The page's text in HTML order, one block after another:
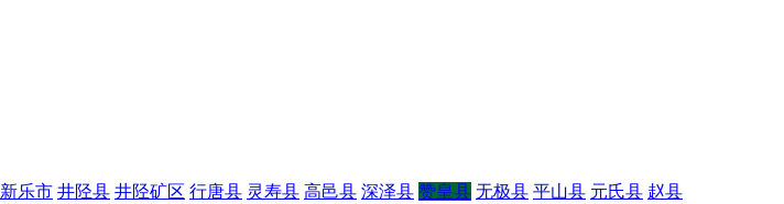
新乐市 井陉县 井陉矿区 行唐县 灵寿县 高邑县 深泽县 赞皇县 无极县 平山县 元氏县 赵县